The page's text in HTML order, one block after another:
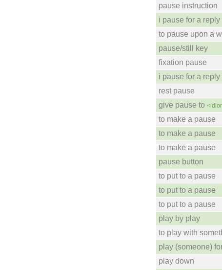
pause instruction
i pause for a reply
to pause upon a
pause/still key
fixation pause
i pause for a reply
rest pause
give pause to
to make a pause
to make a pause
to make a pause
pause button
to put to a pause
to put to a pause
to put to a pause
play by play
to play with
play (someone)
play down